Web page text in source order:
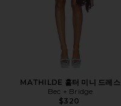
MATHILDE 홀터 미니 드레스
Bec + Bridge
$320